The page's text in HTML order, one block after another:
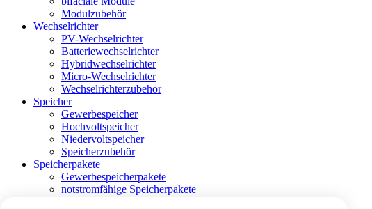
Modulzubehör
Wechselrichter
PV-Wechselrichter
Batteriewechselrichter
Hybridwechselrichter
Micro-Wechselrichter
Wechselrichterzubehör
Speicher
Gewerbespeicher
Hochvoltspeicher
Niedervoltspeicher
Speicherzubehör
Speicherpakete
Gewerbespeicherpakete
notstromfähige Speicherpakete